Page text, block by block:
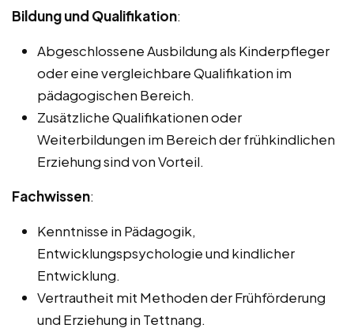
Bildung und Qualifikation:
Abgeschlossene Ausbildung als Kinderpfleger
oder eine vergleichbare Qualifikation im
pädagogischen Bereich.
Zusätzliche Qualifikationen oder
Weiterbildungen im Bereich der frühkindlichen
Erziehung sind von Vorteil.
Fachwissen:
Kenntnisse in Pädagogik,
Entwicklungspsychologie und kindlicher
Entwicklung.
Vertrautheit mit Methoden der Frühförderung
und Erziehung in Tettnang.